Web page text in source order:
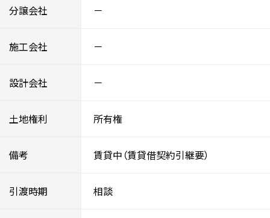
分譲会社 －
施工会社 －
設計会社 －
土地権利 所有権
備考 賃貸中（賃貸借契約引継要）
引渡時期 相談